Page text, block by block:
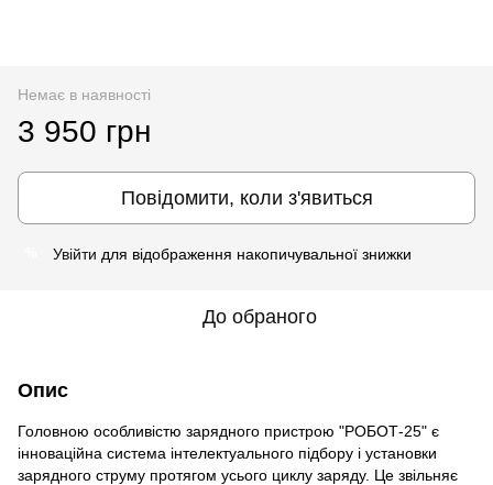
Немає в наявності
3 950 грн
Повідомити, коли з'явиться
Увійти для відображення накопичувальної знижки
До обраного
Опис
Головною особливістю зарядного пристрою "РОБОТ-25" є
інноваційна система інтелектуального підбору і установки
зарядного струму протягом усього циклу заряду. Це звільняє